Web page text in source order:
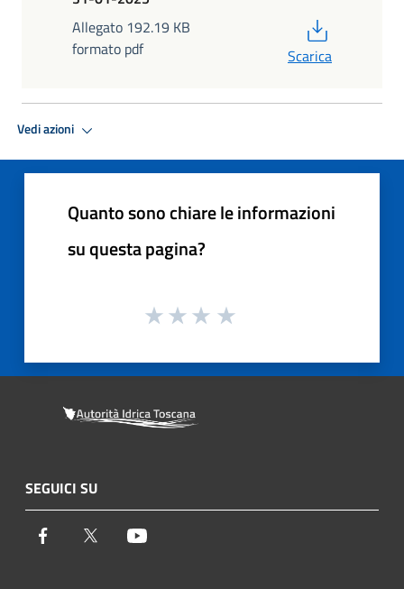
Allegato 192.19 KB
formato pdf
Scarica
Vedi azioni
Quanto sono chiare le informazioni
su questa pagina?
SEGUICI SU
Facebook Twitter